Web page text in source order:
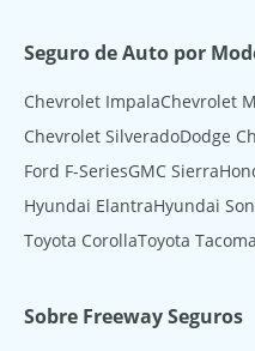
Seguro de Auto por
Chevrolet ImpalaChevrolet
Chevrolet SilveradoDodge
Ford F-SeriesGMC Sierra
Hyundai ElantraHyundai
Toyota CorollaToyota Tacoma
Sobre Freeway Seguros